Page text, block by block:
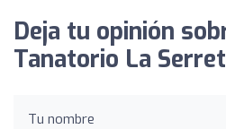
Deja tu opinión
Tanatorio La
Tu nombre